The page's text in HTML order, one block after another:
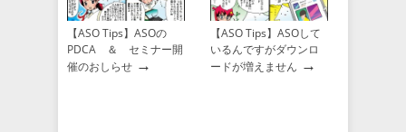
【ASO Tips】ASOの
PDCA ＆ セミナー開
催のおしらせ →
【ASO Tips】ASOして
いるんですがダウンロ
ードが増えません →